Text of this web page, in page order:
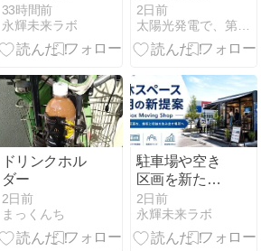
たら終わり」
ではありませ
ん
33時間前
永輝未来ラボ
応？】ソーラ
ーエッジの日
本総代理店と
から今後のサ
ポート方針の
お知らせがで
ました。
2日前
ドリンクホル
ダー
2日前
まっくんち
駐車場や空き
区画を新たな
店舗へ。
BIBox Moving
Shopで始める
2日前
永輝未来ラボ